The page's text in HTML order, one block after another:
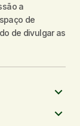
a
de
de divulgar as